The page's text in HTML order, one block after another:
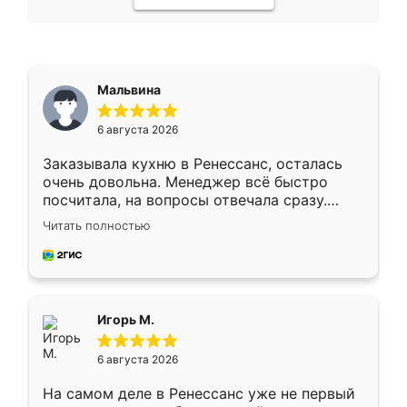
Мальвина
6 августа 2026
Заказывала кухню в Ренессанс, осталась
очень довольна. Менеджер всё быстро
посчитала, на вопросы отвечала сразу.
Замерщик приехал в субботу, подошёл к
делу со всей ответственностью. Собрали
за день, ребята работали аккуратно, даже
Читать полностью
Игорь М.
6 августа 2026
На самом деле в Ренессанс уже не первый